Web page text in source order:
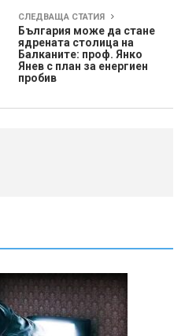
СЛЕДВАЩА СТАТИЯ
България може да стане
ядрената столица на
Балканите: проф. Янко
Янев с план за енергиен
пробив